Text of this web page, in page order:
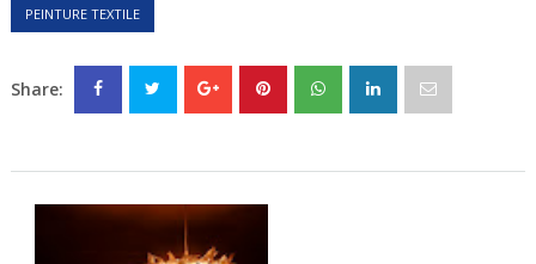
PEINTURE TEXTILE
Share: